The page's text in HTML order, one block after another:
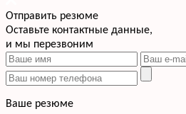
Отправить резюме
Оставьте контактные данные,
и мы перезвоним
Ваше резюме